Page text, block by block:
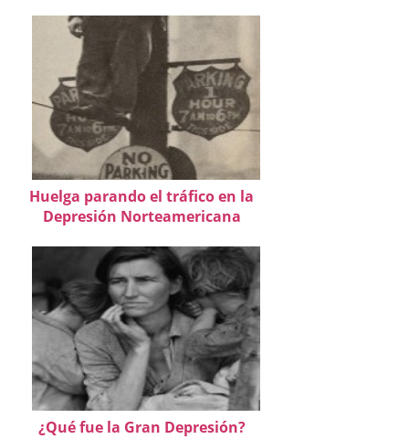
Huelga parando el tráfico en la
Depresión Norteamericana
¿Qué fue la Gran Depresión?